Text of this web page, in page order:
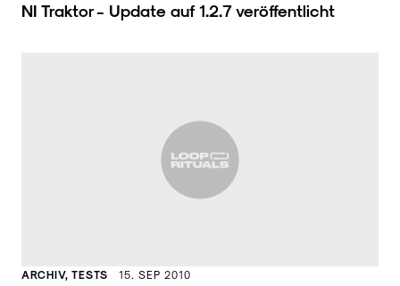
NI Traktor - Update auf 1.2.7 veröffentlicht
ARCHIV, TESTS 15. SEP 2010